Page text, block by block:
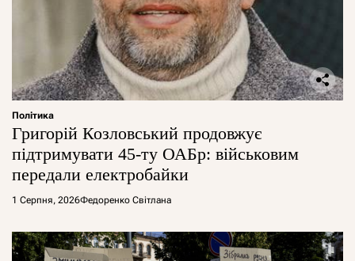
Політика
Григорій Козловський продовжує
підтримувати 45-ту ОАБр: військовим
передали електробайки
1 Серпня, 2026Федоренко Світлана